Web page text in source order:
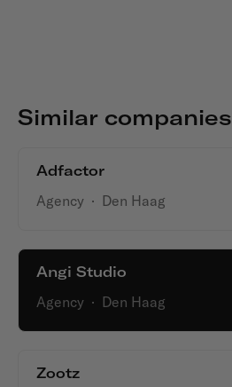
Similar companies
Adfactor
Agency · Den Haag
Angi Studio
Agency · Den Haag
Zootz